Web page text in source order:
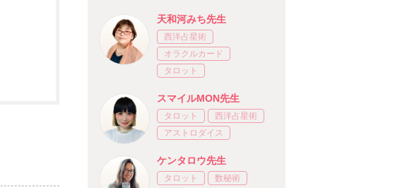
天和河みち先生
西洋占星術
オラクルカード
タロット
スマイルMON先生
タロット
西洋占星術
アストロダイス
ケンタロウ先生
タロット
数秘術